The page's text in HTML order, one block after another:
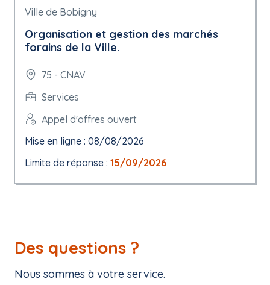
Ville de Bobigny
Organisation et gestion des marchés
forains de la Ville.
75 - CNAV
Services
Appel d'offres ouvert
Mise en ligne : 08/08/2026
Limite de réponse : 15/09/2026
Des questions ?
Nous sommes à votre service.